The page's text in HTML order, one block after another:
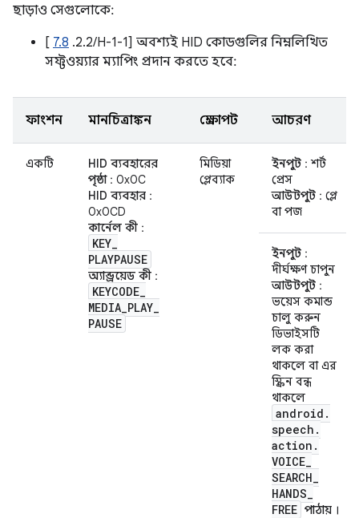
ছাড়াও সেগুলোকে:
[ 7.8 .2.2/H-1-1] অবশ্যই HID কোডগুলির নিম্নলিখিত
সফ্টওয়্যার ম্যাপিং প্রদান করতে হবে:
ফাংশন মানচিত্রাঙ্কন প্রেক্ষাপট আচরণ
একটি
HID ব্যবহারের
পৃষ্ঠা: 0x0C
HID ব্যবহার :
0x0CD
কার্নেল কী :
KEY_
PLAYPAUSE
অ্যান্ড্রয়েড কী :
KEYCODE_
MEDIA_PLAY_
PAUSE
মিডিয়া
প্লেব্যাক
ইনপুট : শর্ট
প্রেস
আউটপুট : প্লে
বা পজ
ইনপুট :
দীর্ঘক্ষণ চাপুন
আউটপুট :
ভয়েস কমান্ড
চালু করুন
ডিভাইসটি
লক করা
থাকলে বা এর
স্ক্রিন বন্ধ
থাকলে
android .
speech .
action .
VOICE_
SEARCH_
HANDS_
FREE পাঠায় ।